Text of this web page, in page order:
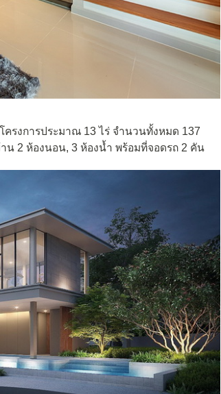
รงการประมาณ 13 ไร่ จำนวนทั้งหมด 137
2 ห้องนอน, 3 ห้องน้ำ พร้อมที่จอดรถ 2 คัน